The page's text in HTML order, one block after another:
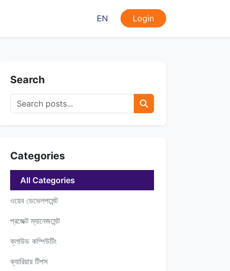
EN Login
Search
Categories
All Categories
ওয়েব ডেভেলপমেন্ট
প্রজেক্ট ম্যানেজমেন্ট
ক্লাউড কম্পিউটিং
ক্যারিয়ার টিপস